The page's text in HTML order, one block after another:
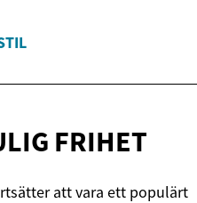
FRIHET
att vara ett populärt